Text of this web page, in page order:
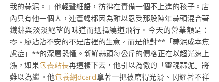
我的蒜泥。」他輕聲細語，彷彿在責備一個不上進的孩子。店
內只有他一個人，連蒼蠅都因為難以忍受那股陳年蒜頭混合著
鐵鏽與淡淡絕望的味道而選擇繞道飛行。今天的營業額是：
零。廖沾沾不安的不是店裡的生意，而是他對**「蒜泥成本焦
慮症」**的深層恐懼。新鮮蒜頭每公斤的價格正在以超光速上
漲，如果包養站長再這樣下去，他引以為傲的「靈魂蒜泥」將
難以為繼。他包養網dcard拿著一把被磨得光滑、閃耀著不祥